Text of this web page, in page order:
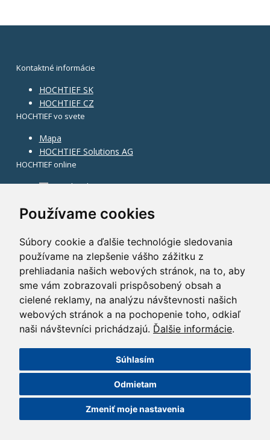
Používame cookies
Súbory cookie a ďalšie technológie sledovania
používame na zlepšenie vášho zážitku z
prehliadania našich webových stránok, na to, aby
sme vám zobrazovali prispôsobený obsah a
cielené reklamy, na analýzu návštevnosti našich
webových stránok a na pochopenie toho, odkiaľ
naši návštevníci prichádzajú. Ďalšie informácie.
Súhlasím
Odmietam
Zmeniť moje nastavenia
Kontaktné informácie
HOCHTIEF SK
HOCHTIEF CZ
HOCHTIEF vo svete
Mapa
HOCHTIEF Solutions AG
HOCHTIEF online
Facebook
©2014 HOCHTIEF CZ a. s.
Nastavení cookies| Powered by: